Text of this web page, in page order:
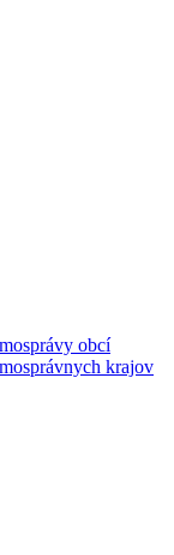
obcí
krajov